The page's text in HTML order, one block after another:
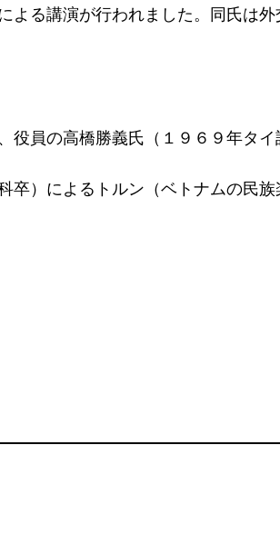
る講演が行われました。同氏は
員の高橋勝義氏（１９６９年タ
）によるトルン（ベトナムの民